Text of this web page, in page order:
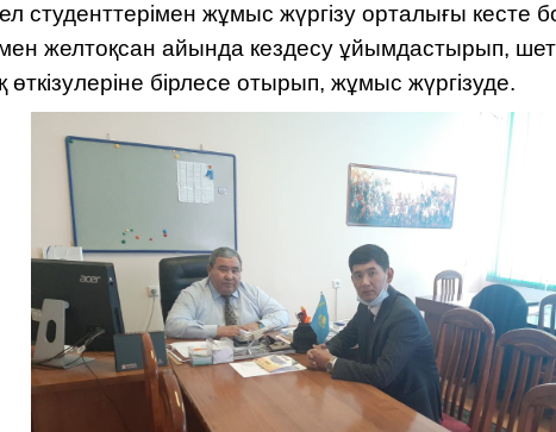
студенттерімен жұмыс жүргізу орталығы кесте
желтоқсан айында кездесу ұйымдастырып,
бірлесе отырып, жұмыс жүргізуде.